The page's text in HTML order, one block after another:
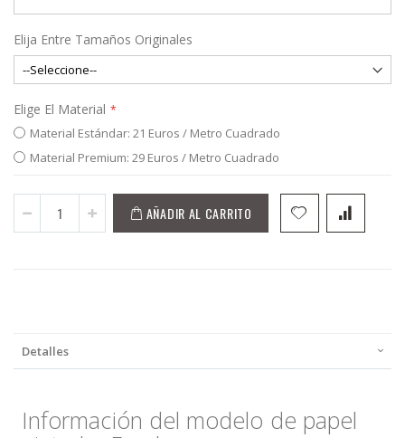
Elija Entre Tamaños Originales
Elige El Material
Material Estándar: 21 Euros / Metro Cuadrado
Material Premium: 29 Euros / Metro Cuadrado
AÑADIR AL CARRITO
Detalles
Información del modelo de papel